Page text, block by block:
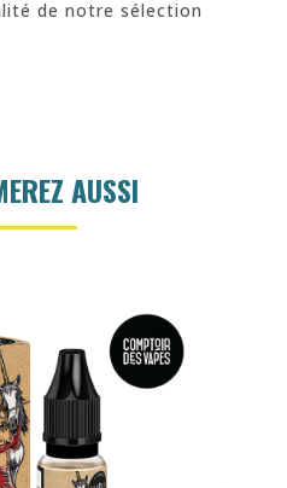
de notre sélection
AUSSI